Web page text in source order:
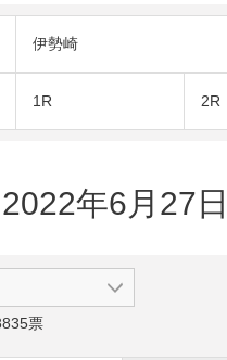
伊勢崎
1R 2R
年6月27
票